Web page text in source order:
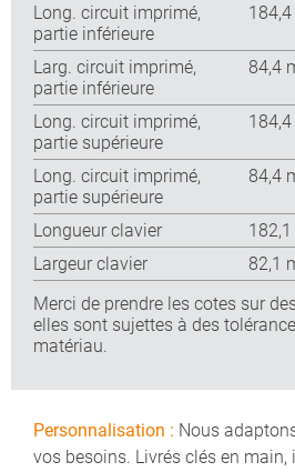
Long. circuit imprimé,
partie inférieure
Larg. circuit imprimé,
partie inférieure
84,4
Long. circuit imprimé,
partie supérieure
Long. circuit imprimé,
partie supérieure
84,4
Longueur clavier
Largeur clavier
82,1
Merci de prendre les cotes sur
elles sont sujettes à des
matériau.
Personnalisation : Nous
vos besoins. Livrés clés en main,